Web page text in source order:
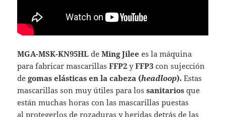
MGA-MSK-KN95HL deMing Jilee es la máquina
para fabricar mascarillasFFP2 yFFP3 con sujección
degomas elásticas en la cabeza (headloop). Estas
mascarillas son muy útiles para lossanitarios que
están muchas horas con las mascarillas puestas
al protegerlos de rozaduras y heridas detrás de las